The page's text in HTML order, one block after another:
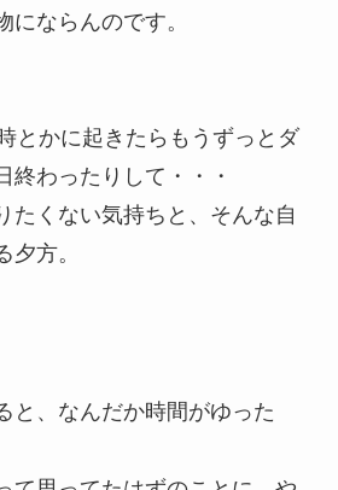
にならんのです。
とかに起きたらもうずっとダ
終わったりして・・・
たくない気持ちと、そんな自
夕方。
と、なんだか時間がゆった